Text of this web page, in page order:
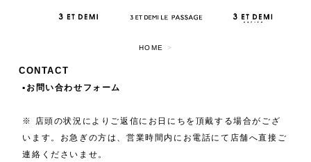
HOME >
CONTACT
▪️お問い合わせフォーム
※ 店頭の状況によりご返信にお日にちを頂戴する場合がござ
います。お急ぎの方は、営業時間内にお電話にて店舗へ直接ご
連絡くださいませ。